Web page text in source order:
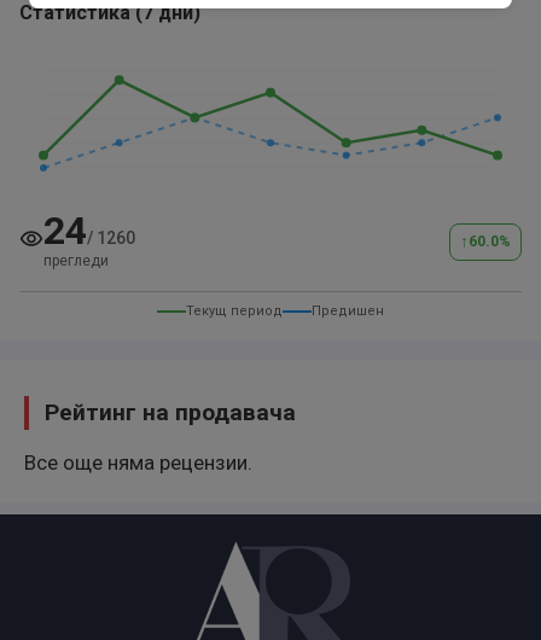
Статистика(7 дни)
24/ 1260
прегледи
↑ 60.0%
Текущ период Предишен
Рейтинг на продавача
Все още няма рецензии.